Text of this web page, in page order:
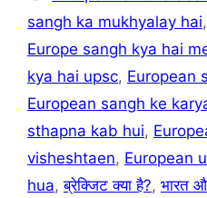
sangh ka mukhyalay hai,
Europe sangh kya hai
kya hai upsc, European
European sangh ke
sthapna kab hui,
visheshtaen, European
hua,ब्रेक्जिट क्या है?, भारत